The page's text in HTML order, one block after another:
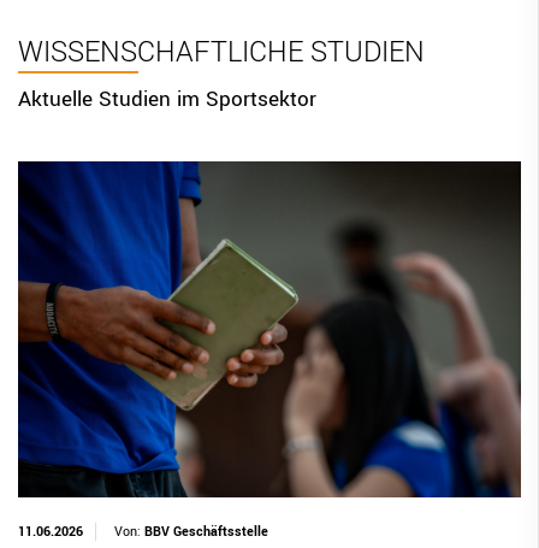
WISSENSCHAFTLICHE STUDIEN
Aktuelle Studien im Sportsektor
11.06.2026 Von: BBV Geschäftsstelle
BBV Links
DIGITAL SCORE SHEET